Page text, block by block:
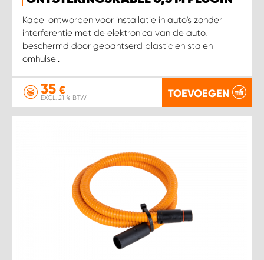
Kabel ontworpen voor installatie in auto's zonder
interferentie met de elektronica van de auto,
beschermd door gepantserd plastic en stalen
omhulsel.
35 €
EXCL. 21 % BTW TOEVOEGEN
WORK SYSTEM KOOTWIJKERBROEK
WORK SYSTEM LOPIK AUTOSERVICE BENSCHOP
WORK SYSTEM LOPIK GARAGE STUIVENBERG
WORK SYSTEM NIEUWERKERK AAN DEN IJSSEL
WORK SYSTEM OOSTERHOUT